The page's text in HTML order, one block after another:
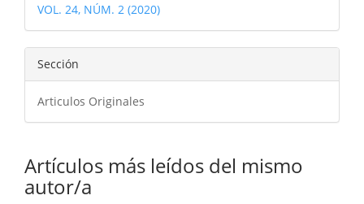
artículo
VOL. 24, NÚM. 2 (2020)
Sección
Articulos Originales
Artículos más leídos del mismo
autor/a